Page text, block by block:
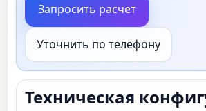
Запросить расчет
Уточнить по телефону
Техническая